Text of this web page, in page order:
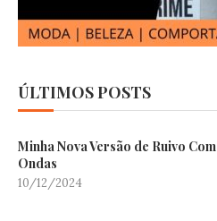
ÚLTIMOS POSTS
Minha Nova Versão de Ruivo Com
Ondas
10/12/2024